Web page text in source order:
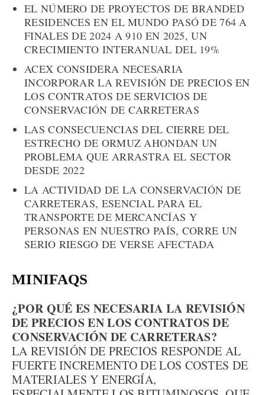
EL NÚMERO DE PROYECTOS DE BRANDED
RESIDENCES EN EL MUNDO PASÓ DE 764 A
FINALES DE 2024 A 910 EN 2025, UN
CRECIMIENTO INTERANUAL DEL 19%
ACEX CONSIDERA NECESARIA
INCORPORAR LA REVISIÓN DE PRECIOS EN
LOS CONTRATOS DE SERVICIOS DE
CONSERVACIÓN DE CARRETERAS
LAS CONSECUENCIAS DEL CIERRE DEL
ESTRECHO DE ORMUZ AHONDAN UN
PROBLEMA QUE ARRASTRA EL SECTOR
DESDE 2022
LA ACTIVIDAD DE LA CONSERVACIÓN DE
CARRETERAS, ESENCIAL PARA EL
TRANSPORTE DE MERCANCÍAS Y
PERSONAS EN NUESTRO PAÍS, CORRE UN
SERIO RIESGO DE VERSE AFECTADA
MINIFAQS
¿POR QUÉ ES NECESARIA LA REVISIÓN
DE PRECIOS EN LOS CONTRATOS DE
CONSERVACIÓN DE CARRETERAS?
LA REVISIÓN DE PRECIOS RESPONDE AL
FUERTE INCREMENTO DE LOS COSTES DE
MATERIALES Y ENERGÍA,